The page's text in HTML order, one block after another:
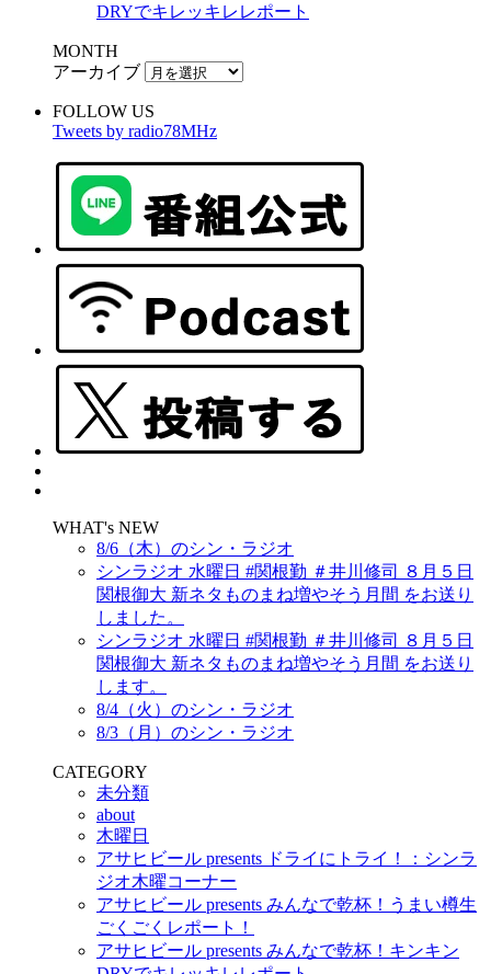
DRYでキレッキレレポート
MONTH
アーカイブ
FOLLOW US
Tweets by radio78MHz
WHAT's NEW
8/6（木）のシン・ラジオ
シンラジオ 水曜日 #関根勤 ＃井川修司 ８月５日
関根御大 新ネタものまね増やそう月間 をお送り
しました。
シンラジオ 水曜日 #関根勤 ＃井川修司 ８月５日
関根御大 新ネタものまね増やそう月間 をお送り
します。
8/4（火）のシン・ラジオ
8/3（月）のシン・ラジオ
CATEGORY
未分類
about
木曜日
アサヒビール presents ドライにトライ！：シンラ
ジオ木曜コーナー
アサヒビール presents みんなで乾杯！うまい樽生
ごくごくレポート！
アサヒビール presents みんなで乾杯！キンキン